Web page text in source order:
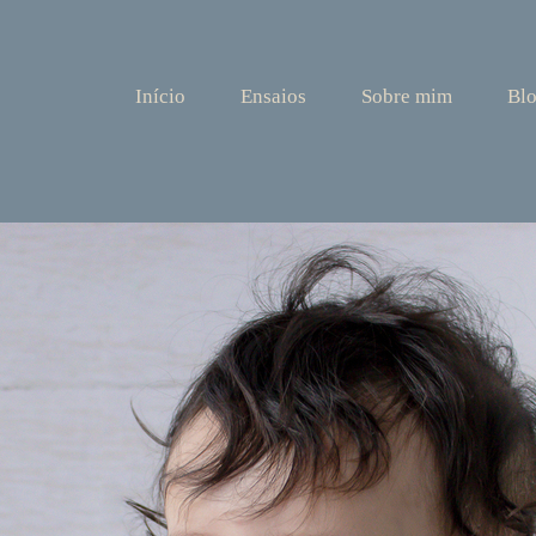
Início Ensaios Sobre mim